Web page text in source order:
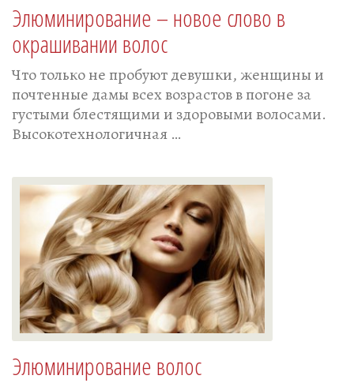
Элюминирование – новое слово в
окрашивании волос
Что только не пробуют девушки, женщины и
почтенные дамы всех возрастов в погоне за
густыми блестящими и здоровыми волосами.
Высокотехнологичная …
Элюминирование волос